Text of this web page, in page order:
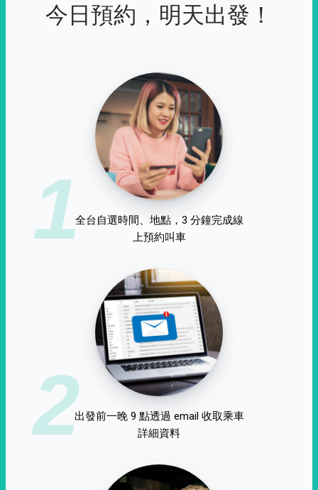
今日預約，明天出發！
1全台自選時間、地點，3 分鐘完成線
上預約叫車
2出發前一晚 9 點透過 email 收取乘車
詳細資料